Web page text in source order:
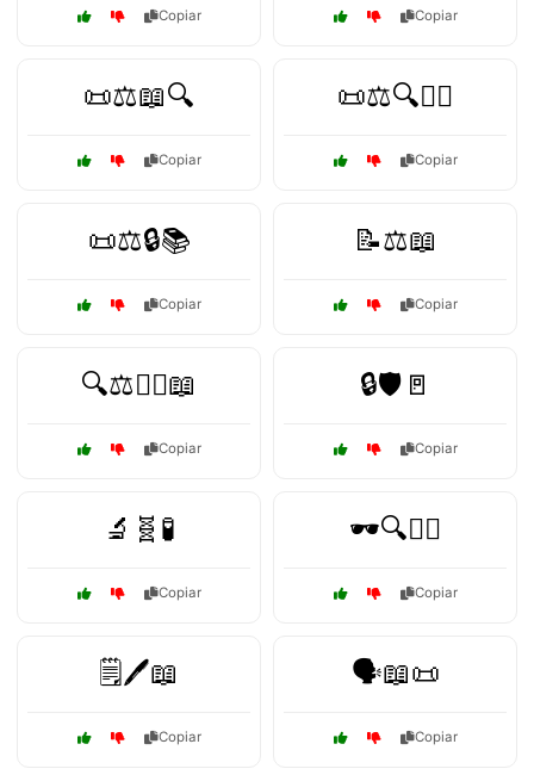
Copiar Copiar
📜⚖️📖🔍
Copiar
📜⚖️🔍👨‍⚖️
Copiar
📜⚖️🔒📚
Copiar
📝⚖️📖
Copiar
🔍⚖️👩‍⚖️📖
Copiar
🔒🛡️🚪
Copiar
🔬🧬🧪
Copiar
🕶️🔍🧑‍⚖️
Copiar
🗒️🖊️📖
Copiar
🗣️📖📜
Copiar